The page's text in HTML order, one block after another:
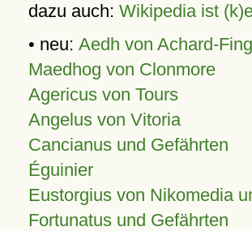
dazu auch: Wikipedia ist
• neu: Aedh von Achard-
Maedhog von Clonmore
Agericus von Tours
Angelus von Vitoria
Cancianus und Gefährten
Éguinier
Eustorgius von Nikomedia
Fortunatus und Gefährten